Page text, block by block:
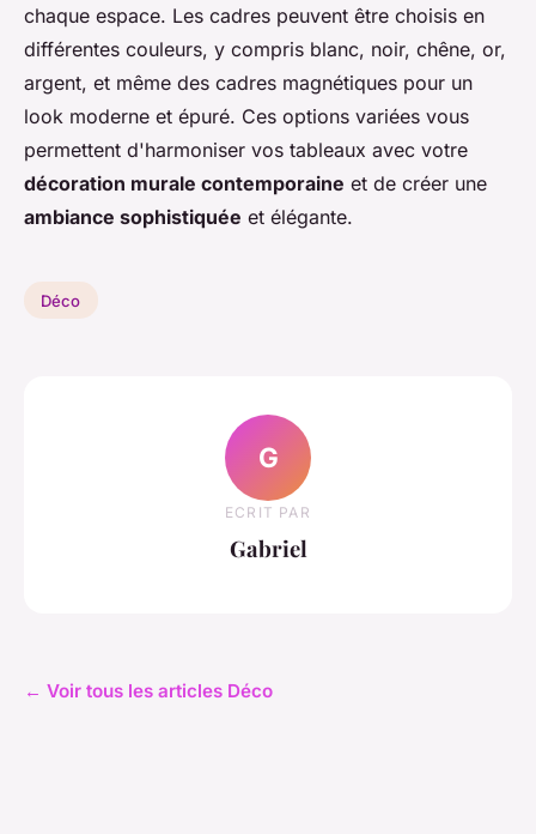
chaque espace. Les cadres peuvent être choisis en
différentes couleurs, y compris blanc, noir, chêne, or,
argent, et même des cadres magnétiques pour un
look moderne et épuré. Ces options variées vous
permettent d'harmoniser vos tableaux avec votre
décoration murale contemporaine et de créer une
ambiance sophistiquée et élégante.
Déco
G
ECRIT PAR
Gabriel
← Voir tous les articles Déco